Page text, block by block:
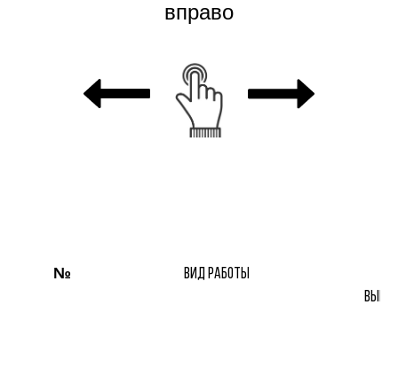
вправо
№ ВИД РАБОТЫ